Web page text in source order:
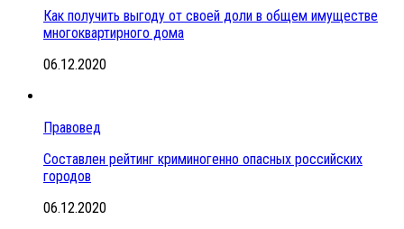
Как получить выгоду от своей доли в общем имуществе
многоквартирного дома
06.12.2020
Правовед
Составлен рейтинг криминогенно опасных российских
городов
06.12.2020